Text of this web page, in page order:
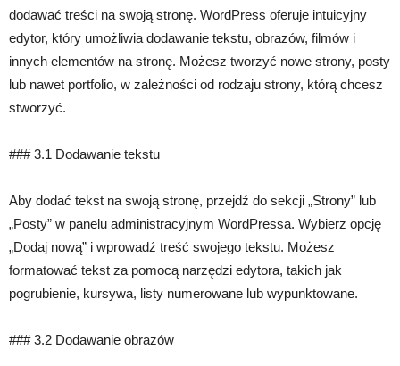
dodawać treści na swoją stronę. WordPress oferuje intuicyjny
edytor, który umożliwia dodawanie tekstu, obrazów, filmów i
innych elementów na stronę. Możesz tworzyć nowe strony, posty
lub nawet portfolio, w zależności od rodzaju strony, którą chcesz
stworzyć.
### 3.1 Dodawanie tekstu
Aby dodać tekst na swoją stronę, przejdź do sekcji „Strony” lub
„Posty” w panelu administracyjnym WordPressa. Wybierz opcję
„Dodaj nową” i wprowadź treść swojego tekstu. Możesz
formatować tekst za pomocą narzędzi edytora, takich jak
pogrubienie, kursywa, listy numerowane lub wypunktowane.
### 3.2 Dodawanie obrazów